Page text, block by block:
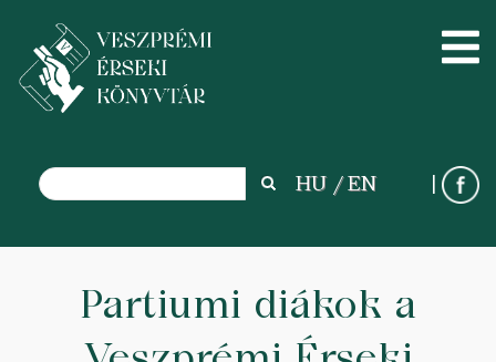
tartalomra
Search
Search HU EN
Partiumi diákok a